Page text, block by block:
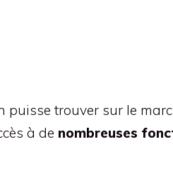
puisse trouver sur le
à de nombreuses